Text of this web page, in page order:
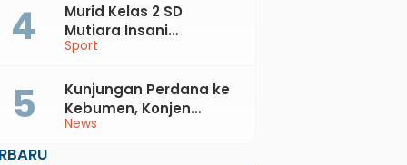
Sport
Murid Kelas 2 SD
Mutiara Insani
Muhammadiyah
dan Perak di Kejurda
Tapak Suci Kebumen
2026
News
Kunjungan Perdana ke
Kebumen, Konjen
Australia Temui Bupati